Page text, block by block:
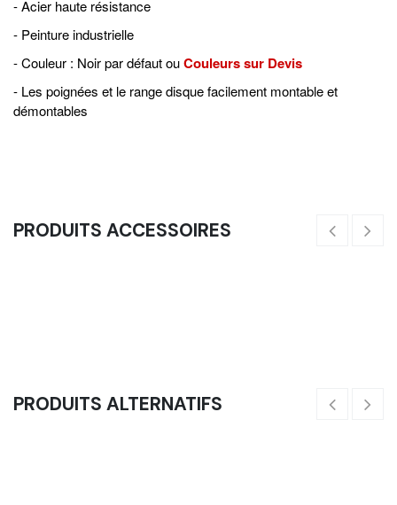
- Acier haute résistance
- Peinture industrielle
- Couleur : Noir par défaut ouCouleurs sur Devis
- Les poignées et le range disque facilement montable et
démontables
PRODUITS ACCESSOIRES
PRODUITS ALTERNATIFS